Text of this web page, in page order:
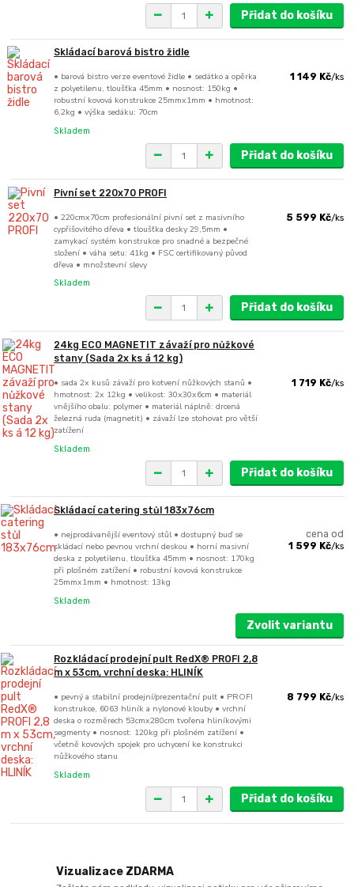
Přidat do košíku
Skládací barová bistro židle
• barová bistro verze eventové židle • sedátko a opěrka
z polyetilenu, tloušťka 45mm • nosnost: 150kg •
robustní kovová konstrukce 25mmx1mm • hmotnost:
6,2kg • výška sedáku: 70cm
1 149 Kč/ks
Skladem
Přidat do košíku
Pivní set 220x70 PROFI
• 220cmx70cm profesionální pivní set z masivního
cypřišovitého dřeva • tloušťka desky 29,5mm •
zamykací systém konstrukce pro snadné a bezpečné
složení • váha setu: 41kg • FSC certifikovaný původ
dřeva • množstevní slevy
5 599 Kč/ks
Skladem
Přidat do košíku
24kg ECO MAGNETIT závaží pro nůžkové
stany (Sada 2x ks á 12 kg)
• sada 2x kusů závaží pro kotvení nůžkových stanů •
hmotnost: 2x 12kg • velikost: 30x30x6cm • materiál
vnějšího obalu: polymer • materiál náplně: drcená
železná ruda (magnetit) • závaží lze stohovat pro větší
zatížení
1 719 Kč/ks
Skladem
Přidat do košíku
Skládací catering stůl 183x76cm
• nejprodávanější eventový stůl • dostupný buď se
skládací nebo pevnou vrchní deskou • horní masivní
deska z polyetilenu, tloušťka 45mm • nosnost: 170kg
při plošném zatížení • robustní kovová konstrukce
25mmx1mm • hmotnost: 13kg
cena od
1 599 Kč/ks
Skladem
Zvolit variantu
Rozkládací prodejní pult RedX® PROFI 2,8
m x 53cm, vrchní deska: HLINÍK
• pevný a stabilní prodejní/prezentační pult • PROFI
konstrukce, 6063 hliník a nylonové klouby • vrchní
deska o rozměrech 53cmx280cm tvořena hliníkovými
segmenty • nosnost: 120kg při plošném zatížení •
včetně kovových spojek pro uchycení ke konstrukci
nůžkového stanu
8 799 Kč/ks
Skladem
Přidat do košíku
Vizualizace ZDARMA